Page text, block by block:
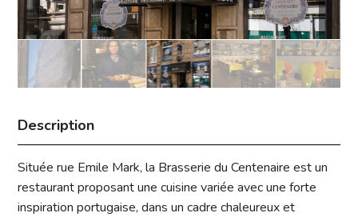
Description
Située rue Emile Mark, la Brasserie du Centenaire est un
restaurant proposant une cuisine variée avec une forte
inspiration portugaise, dans un cadre chaleureux et